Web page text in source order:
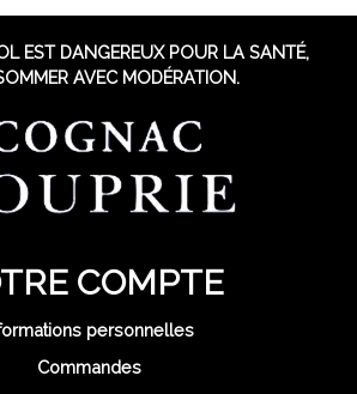
EST DANGEREUX POUR LA SANTÉ,
AVEC MODÉRATION.
COMPTE
personnelles
Commandes